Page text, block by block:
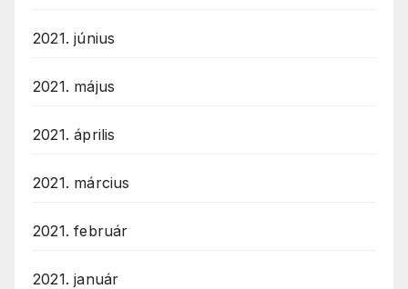
2021. június
2021. május
2021. április
2021. március
2021. február
2021. január